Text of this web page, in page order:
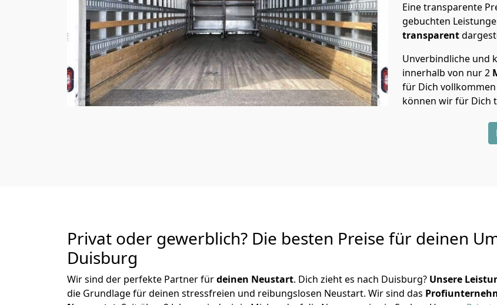
Eine transparente
gebuchten
transparent
Unverbindliche und
innerhalb von nur2
für Dich
können wir für Dich
Privat oder gewerblich? Die besten Preise für deinen
Duisburg
Wir sind der perfekte Partner fürdeinen Neustart. Dich zieht es nach Duisburg? Unsere
die Grundlage für deinen stressfreien und reibungslosen Neustart. Wir sind das